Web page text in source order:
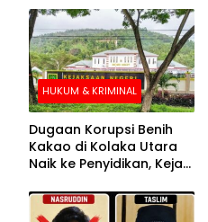
HUKUM & KRIMINAL
Dugaan Korupsi Benih
Kakao di Kolaka Utara
Naik ke Penyidikan, Kejari